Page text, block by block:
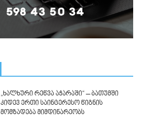
„ხალხური რეწვა აჭარაში“ – ბათუმში
კიდევ ერთი საინტერესო წიგნის
მომზადება მიმდინარეობს